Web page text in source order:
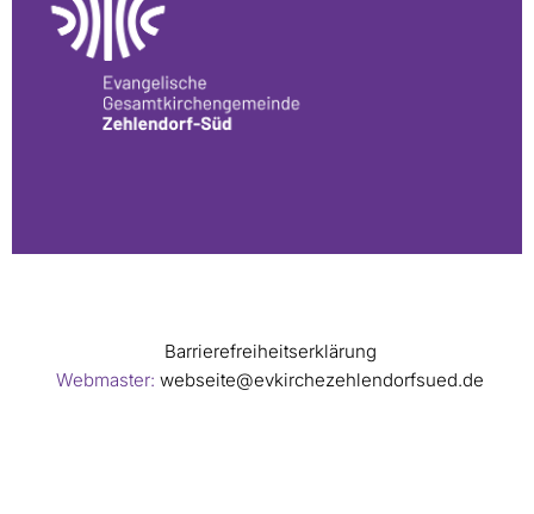
Barrierefreiheitserklärung
Webmaster: webseite@evkirchezehlendorfsued.de